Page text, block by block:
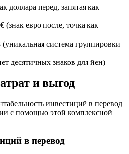
доллара перед, запятая как
(знак евро после, точка как
(уникальная система группировки
десятичных знаков для йен)
и выгод
инвестиций в перевод
с помощью этой комплексной
в перевод